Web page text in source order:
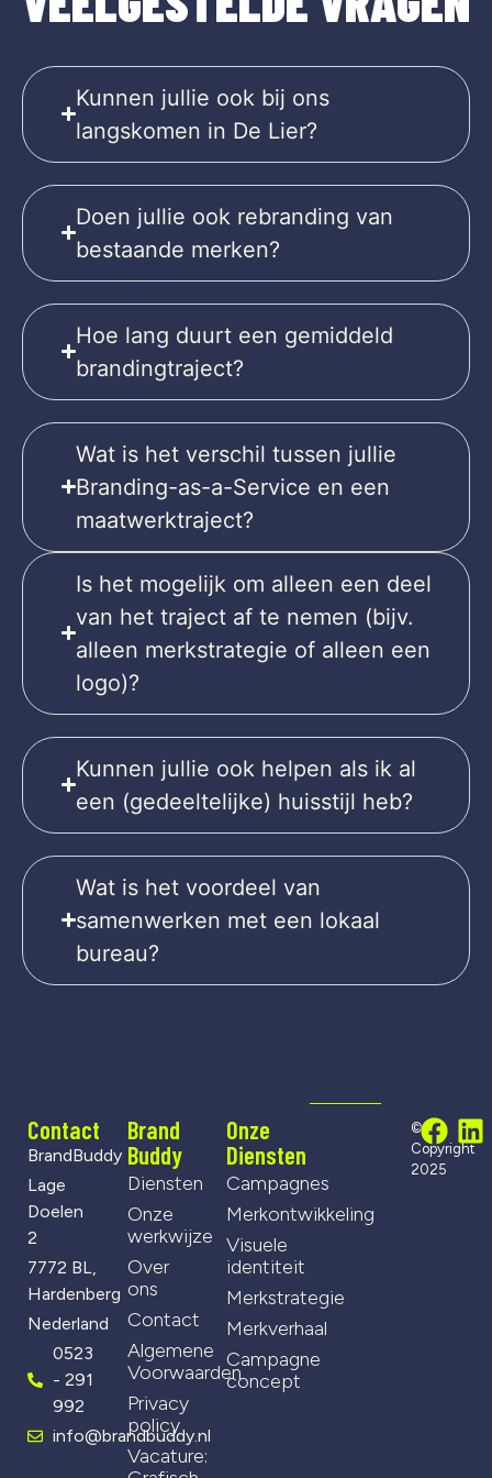
Kunnen jullie ook bij ons
langskomen in De Lier?
Doen jullie ook rebranding van
bestaande merken?
Hoe lang duurt een gemiddeld
brandingtraject?
Wat is het verschil tussen jullie
Branding-as-a-Service en een
maatwerktraject?
Is het mogelijk om alleen een deel
van het traject af te nemen (bijv.
alleen merkstrategie of alleen een
logo)?
Kunnen jullie ook helpen als ik al
een (gedeeltelijke) huisstijl heb?
Wat is het voordeel van
samenwerken met een lokaal
bureau?
Contact
BrandBuddy
Lage
Doelen
2
7772 BL,
Hardenberg
Nederland
0523
- 291
992
info@brandbuddy.nl
Brand
Buddy
Diensten
Onze
werkwijze
Over
ons
Contact
Algemene
Voorwaarden
Privacy
policy
Vacature:
Onze
Diensten
Campagnes
Merkontwikkeling
Visuele
identiteit
Merkstrategie
Merkverhaal
Campagne
concept
©
Copyright
2025